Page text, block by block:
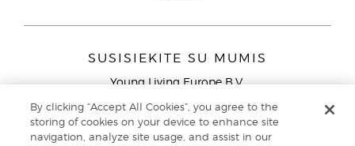
SUSISIEKITE SU MUMIS
Young Living Europe B.V.
9727 AJ Groningen
By clicking “Accept All Cookies”, you agree to the
storing of cookies on your device to enhance site
navigation, analyze site usage, and assist in our